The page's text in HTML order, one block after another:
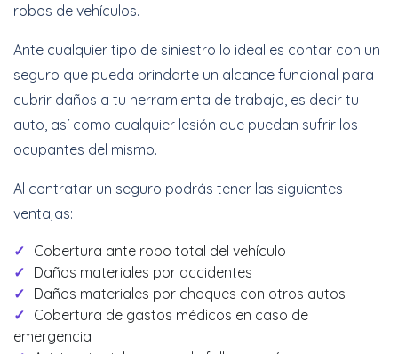
robos de vehículos.
Ante cualquier tipo de siniestro lo ideal es contar con un
seguro que pueda brindarte un alcance funcional para
cubrir daños a tu herramienta de trabajo, es decir tu
auto, así como cualquier lesión que puedan sufrir los
ocupantes del mismo.
Al contratar un seguro podrás tener las siguientes
ventajas:
Cobertura ante robo total del vehículo
Daños materiales por accidentes
Daños materiales por choques con otros autos
Cobertura de gastos médicos en caso de
emergencia